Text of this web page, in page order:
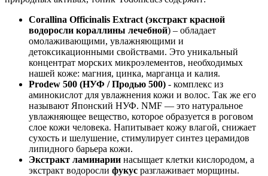
Corallina Officinalis Extract (экстракт красной
водоросли кораллины лечебной) – обладает
омолаживающими, увлажняющими и
детоксикационными свойствами. Это уникальный
концентрат морских микроэлементов, необходимых
нашей коже: магния, цинка, марганца и калия.
Prodew 500 (НУФ / Продью 500) - комплекс из
аминокислот для увлажнения кожи и волос. Так же его
называют Японский НУФ. NMF — это натуральное
увлажняющее вещество, которое образуется в роговом
слое кожи человека. Напитывает кожу влагой, снижает
сухость и шелушение, стимулирует синтез церамидов
липидного барьера кожи.
Экстракт ламинарии насыщает клетки кислородом, а
экстракт водоросли фукус разглаживает морщины.